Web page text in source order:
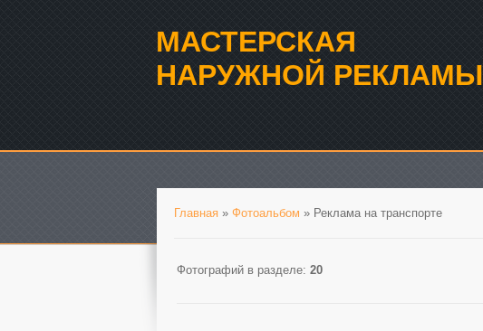
МАСТЕРСКАЯ
НАРУЖНОЙ РЕКЛАМЫ
Главная » Фотоальбом » Реклама на транспорте
Фотографий в разделе: 20